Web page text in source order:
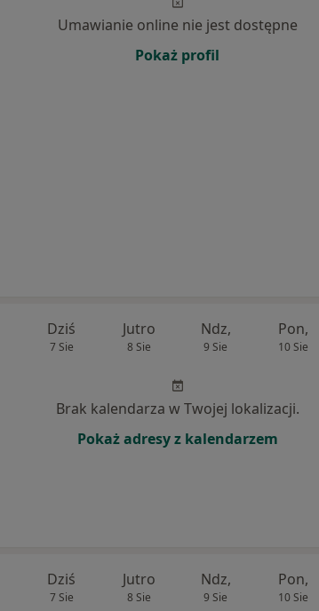
Umawianie online nie jest dostępne
Pokaż profil
Dziś
7 Sie
Jutro
8 Sie
Ndz,
9 Sie
Pon,
10 Sie
Brak kalendarza w Twojej lokalizacji.
Pokaż adresy z kalendarzem
Dziś
7 Sie
Jutro
8 Sie
Ndz,
9 Sie
Pon,
10 Sie